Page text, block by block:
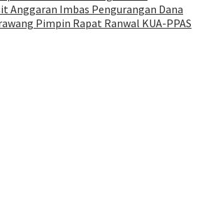
Anggaran Imbas Pengurangan Dana
Pimpin Rapat Ranwal KUA-PPAS